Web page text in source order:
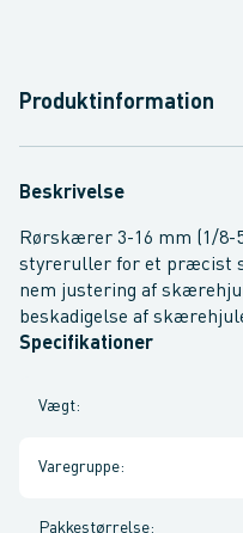
Produktinformation
Beskrivelse
Rørskærer 3-16 mm (1/8-
styreruller for et præcist
nem justering af
beskadigelse af
Specifikationer
Vægt:
Varegruppe:
Pakkestørrelse: